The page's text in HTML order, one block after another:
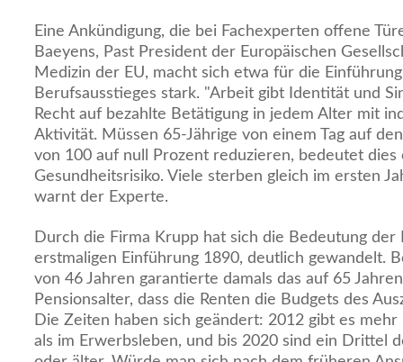
Eine Ankündigung, die bei Fachexperten offene
Baeyens, Past President der Europäischen
Medizin der EU, macht sich etwa für die
Berufsausstieges stark. "Arbeit gibt Identität und
Recht auf bezahlte Betätigung in jedem Alter mit
Aktivität. Müssen 65-Jährige von einem Tag auf
von 100 auf null Prozent reduzieren, bedeutet dies
Gesundheitsrisiko. Viele sterben gleich im ersten
warnt der Experte.
Durch die Firma Krupp hat sich die Bedeutung der
erstmaligen Einführung 1890, deutlich gewandelt.
von 46 Jahren garantierte damals das auf 65
Pensionsalter, dass die Renten die Budgets des
Die Zeiten haben sich geändert: 2012 gibt es
als im Erwerbsleben, und bis 2020 sind ein Drittel